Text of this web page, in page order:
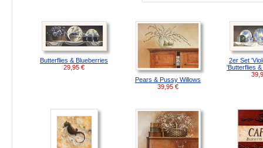
Butterflies & Blueberries
29,95 €
Pears & Pussy Willows
39,95 €
2er Set
'Butterflies